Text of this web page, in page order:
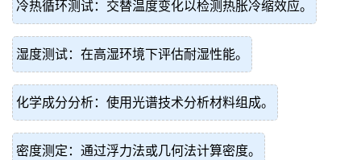
冷热循环测试：交替温度变化以检测热胀冷缩效应。
湿度测试：在高湿环境下评估耐湿性能。
化学成分分析：使用光谱技术分析材料组成。
密度测定：通过浮力法或几何法计算密度。